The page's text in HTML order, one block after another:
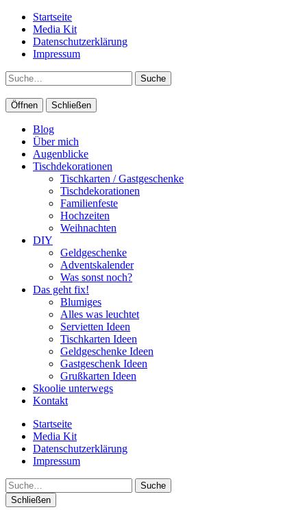
Startseite
Media Kit
Datenschutzerklärung
Impressum
Suche
Öffnen Schließen
Blog
Über mich
Augenblicke
Tischdekorationen
Tischkarten / Gastgeschenke
Tischdekorationen
Familienfeste
Hochzeiten
Weihnachten
DIY
Geldgeschenke
Adventskalender
Was sonst noch?
Das geht fix!
Blumiges
Alles was leuchtet
Servietten Ideen
Tischkarten Ideen
Geldgeschenke Ideen
Gastgeschenk Ideen
Grußkarten Ideen
Skoolie unterwegs
Kontakt
Startseite
Media Kit
Datenschutzerklärung
Impressum
Suche
Schließen